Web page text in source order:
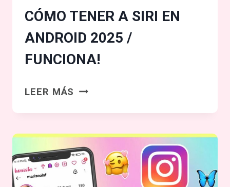
CÓMO TENER A SIRI EN
ANDROID 2025 /
FUNCIONA!
LEER MÁS CÓMO
SIRI
EN
ANDROID
2025